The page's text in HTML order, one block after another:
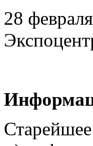
28